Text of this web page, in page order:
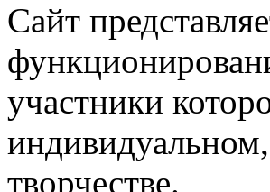
Сайт
участники
творчестве.